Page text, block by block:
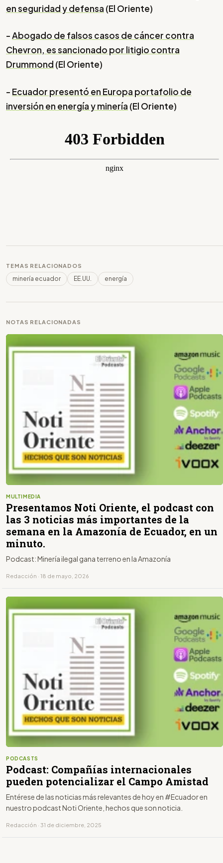
en seguridad y defensa (El Oriente)
-Abogado de falsos casos de cáncer contra
Chevron, es sancionado por litigio contra
Drummond (El Oriente)
- Ecuador presentó en Europa portafolio de
inversión en energía y minería (El Oriente)
TEMAS RELACIONADOS
minería ecuador EE.UU. energía
NOTAS RELACIONADAS
MULTIMEDIA
Presentamos Noti Oriente, el podcast con
las 3 noticias más importantes de la
semana en la Amazonía de Ecuador, en un
minuto.
Podcast: Minería ilegal gana terreno en la Amazonía
Redacción · 18 de mayo, 2026
PODCASTS
Podcast: Compañías internacionales
pueden potencializar el Campo Amistad
Entérese de las noticias más relevantes de hoy en #Ecuador en
nuestro podcast Noti Oriente, hechos que son noticia.
Redacción · 31 de diciembre, 2025